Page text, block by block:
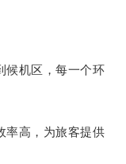
机区，每一个环
高，为旅客提供